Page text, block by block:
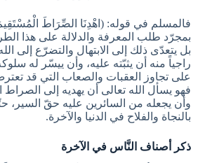
فالمسلم في قوله: (اهْدِنَا الصِّرَاطَ
بمجرّد طلب المعرفة والدلالة على هذا
بل يتعدّى ذلك إلى الابتهال والتضرّع إلى
راجياً منه أن يثبّته عليه، وأن ييسّر له
على تجاوز العقبات والصعاب التي قد
فهو يسأل الله تعالى أن يهديه إلى الصراط
وأن يجعله من السائرين عليه حقّ السير،
بالنجاة والفلاح في الدنيا والآخرة.
ذكر أصناف النَّاس في الآخرة